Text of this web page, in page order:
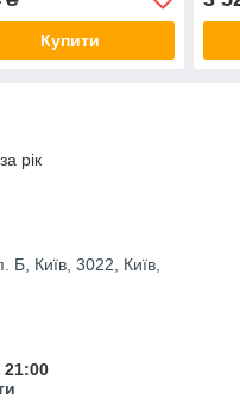
Купити
рік
Б, Київ, 3022, Київ,
21:00